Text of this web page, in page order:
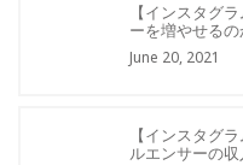
【インスタグ
ーを増やせる
June 20, 2021
【インスタグ
ルエンサーの収